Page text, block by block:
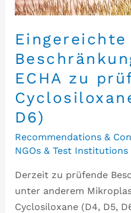
Eingereichte
ECHA zu
D6)
Recommendations &
NGOs & Test Institutions
Derzeit zu prüfende
unter anderem
Cyclosiloxane (D4, D5,